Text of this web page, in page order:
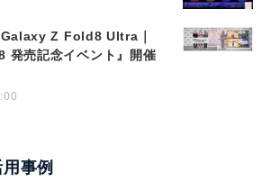
Galaxy Z Fold8 Ultra｜
売記念イベント』開催
事例